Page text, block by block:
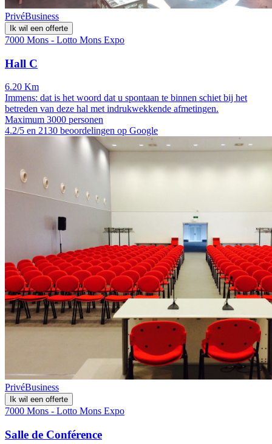
PrivéBusiness
Ik wil een offerte
7000 Mons - Lotto Mons Expo
Hall C
6.20 Km
Immens: dat is het woord dat u spontaan te binnen schiet bij het
betreden van deze hal met indrukwekkende afmetingen.
Maximum 3000 personen
4.2/5 en 2130 beoordelingen op Google
PrivéBusiness
Ik wil een offerte
7000 Mons - Lotto Mons Expo
Salle de Conférence